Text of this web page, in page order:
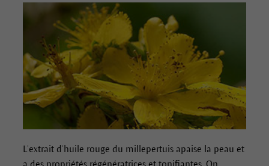
L’extrait d’huile rouge du millepertuis apaise la peau et
a des propriétés régénératrices et tonifiantes. On